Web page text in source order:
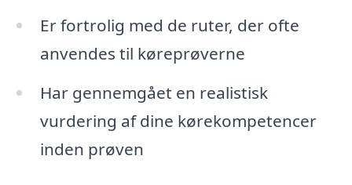
Er fortrolig med de ruter, der ofte
anvendes til køreprøverne
Har gennemgået en realistisk
vurdering af dine kørekompetencer
inden prøven